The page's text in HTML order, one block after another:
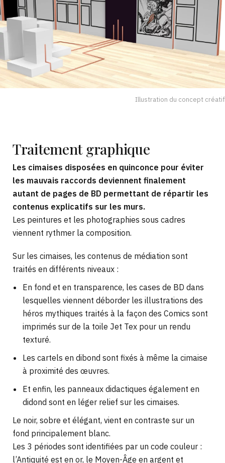
Illustration du concept créatif
Traitementgraphique
Les cimaises disposées en quinconce pour éviter
les mauvais raccords deviennent finalement
autant de pages de BD permettant de répartir les
contenus explicatifs sur les murs.
Les peintures et les photographies sous cadres
viennent rythmer la composition.
Sur les cimaises, les contenus de médiation sont
traités en différents niveaux :
En fond et en transparence, les cases de BD dans
lesquelles viennent déborder les illustrations des
héros mythiques traités à la façon des Comics sont
imprimés sur de la toile Jet Tex pour un rendu
texturé.
Les cartels en dibond sont fixés à même la cimaise
à proximité des œuvres.
Et enfin, les panneaux didactiques également en
didond sont en léger relief sur les cimaises.
Le noir, sobre et élégant, vient en contraste sur un
fond principalement blanc.
Les 3 périodes sont identifiées par un code couleur :
l’Antiquité est en or, le Moyen-Âge en argent et